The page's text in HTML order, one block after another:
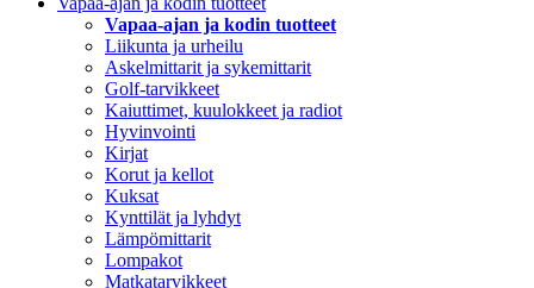
Vapaa-ajan ja kodin tuotteet
Liikunta ja urheilu
Askelmittarit ja sykemittarit
Golf-tarvikkeet
Kaiuttimet, kuulokkeet ja radiot
Hyvinvointi
Kirjat
Korut ja kellot
Kuksat
Kynttilät ja lyhdyt
Lämpömittarit
Lompakot
Matkatarvikkeet